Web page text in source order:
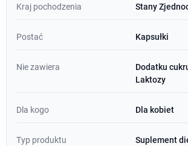
Kraj pochodzenia Stany
Postać Kapsułki
Nie zawiera
Dodatku
Laktozy
Dla kogo Dla kobiet
Typ produktu Suplement